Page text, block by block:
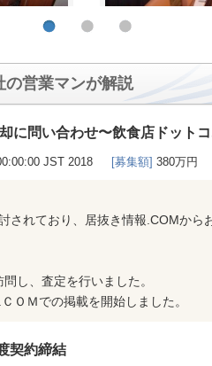
の営業マンが解説
に問い合わせ〜飲食店ドット
JST 2018 [募集額] 380万円
されており、居抜き情報.COMから
し、査定を行いました。
ＯＭでの掲載を開始しました。
契約締結